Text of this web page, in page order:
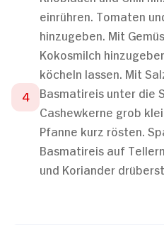
einrühren. Tomaten
hinzugeben. Mit
Kokosmilch
köcheln lassen. Mit
Basmatireis unter die
Cashewkerne grob
Pfanne kurz rösten.
Basmatireis auf
und Koriander